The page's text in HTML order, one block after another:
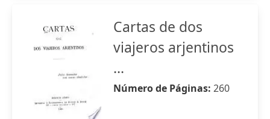
Cartas de dos
viajeros arjentinos
...
Número de Páginas: 260